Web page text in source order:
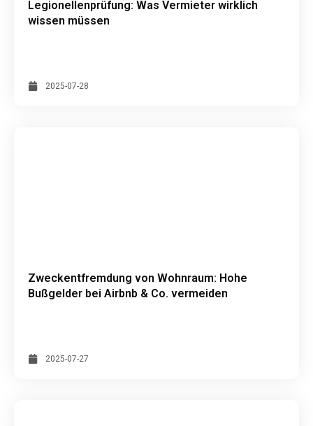
Legionellenprüfung: Was Vermieter wirklich
wissen müssen
2025-07-28
Zweckentfremdung von Wohnraum: Hohe
Bußgelder bei Airbnb & Co. vermeiden
2025-07-27